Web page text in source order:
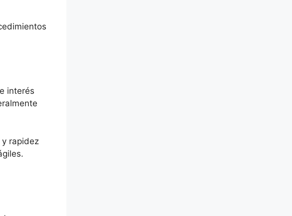
interés
rapidez